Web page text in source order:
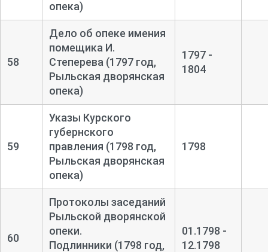
опека)
58
Дело об опеке имения
помещика И.
Степерева (1797 год,
Рыльская дворянская
опека)
1797 -
1804
59
Указы Курского
губернского
правления (1798 год,
Рыльская дворянская
опека)
1798
60
Протоколы заседаний
Рыльской дворянской
опеки.
Подлинники (1798 год,
01.1798 -
12.1798